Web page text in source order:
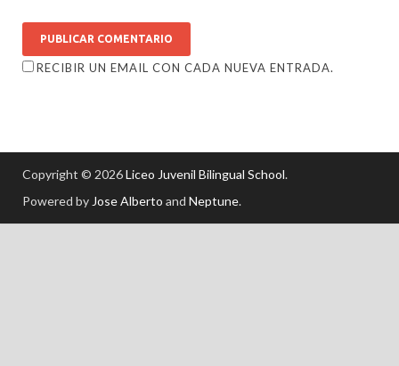
RECIBIR UN EMAIL CON CADA NUEVA ENTRADA.
Copyright © 2026Liceo Juvenil Bilingual School.
Powered by Jose Alberto and Neptune.